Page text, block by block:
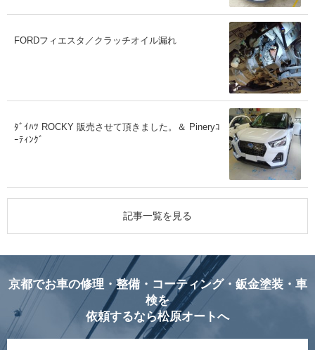
FORDフィエスタ／クラッチオイル漏れ
ﾀﾞｲﾊﾂ ROCKY 販売させて頂きました。＆ Pineryｺ
ｰﾃｨﾝｸﾞ
記事一覧を見る
京都でお車の修理・整備・コーティング・鈑金塗装・車
検を
依頼するなら松原オートへ